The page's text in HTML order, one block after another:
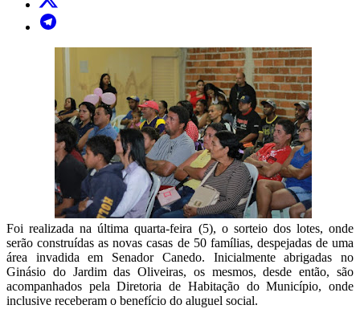
Foi realizada na última quarta-feira (5), o sorteio dos lotes, onde
serão construídas as novas casas de 50 famílias, despejadas de uma
área invadida em Senador Canedo. Inicialmente abrigadas no
Ginásio do Jardim das Oliveiras, os mesmos, desde então, são
acompanhados pela Diretoria de Habitação do Município, onde
inclusive receberam o benefício do aluguel social.